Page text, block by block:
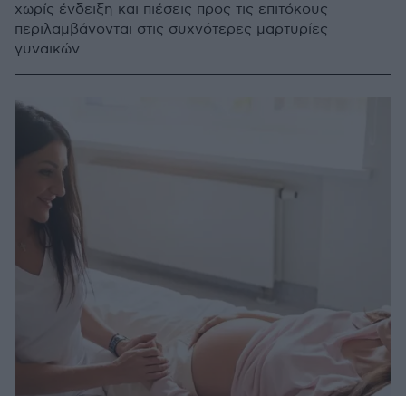
χωρίς ένδειξη και πιέσεις προς τις επιτόκους
περιλαμβάνονται στις συχνότερες μαρτυρίες
γυναικών